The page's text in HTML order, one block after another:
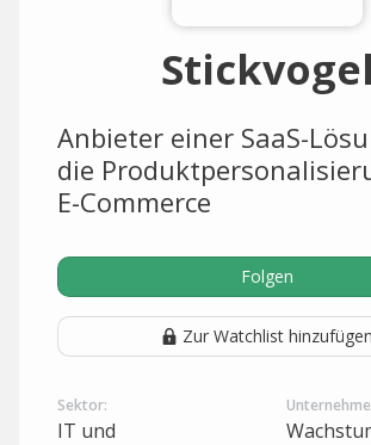
Stickvogel
Anbieter einer SaaS-
die
E-Commerce
Folgen
Zur Watchlist hinzufügen
Sektor:
IT und